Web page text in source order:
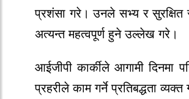
प्रशंसा गरे। उनले सभ्य र सुरक्षित
अत्यन्त महत्वपूर्ण हुने उल्लेख गरे।
आईजीपी कार्कीले आगामी दिनमा
प्रहरीले काम गर्ने प्रतिबद्धता